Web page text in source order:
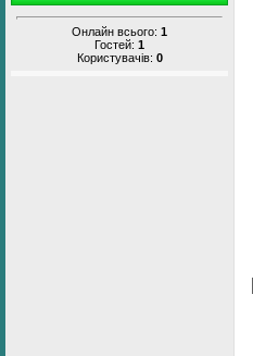
Онлайн всього: 1
Гостей: 1
Користувачів: 0